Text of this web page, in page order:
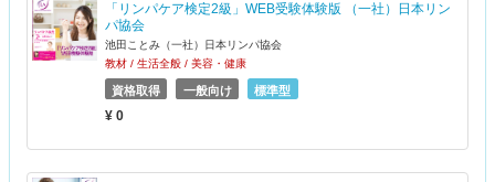
「リンパケア検定2級」WEB受験体験版 （一社）日本リン
パ協会
池田ことみ（一社）日本リンパ協会
教材 / 生活全般 / 美容・健康
資格取得 一般向け 標準型
¥ 0